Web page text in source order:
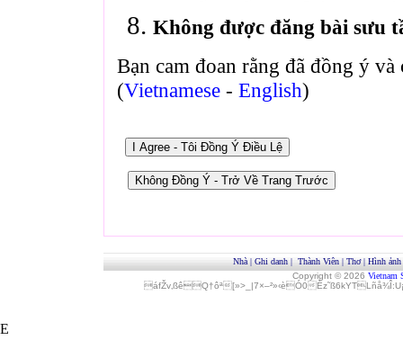
Không được đăng bài sưu
Bạn cam đoan rằng đã đồng ý
(Vietnamese - English)
Nhà | Ghi danh | Thành Viên | Thơ| Hình ảnh
Copyright © 2026 Vietnam
áfŽv‚ßêQ†ôª[»>_|7×–²»‹èÓ0
E